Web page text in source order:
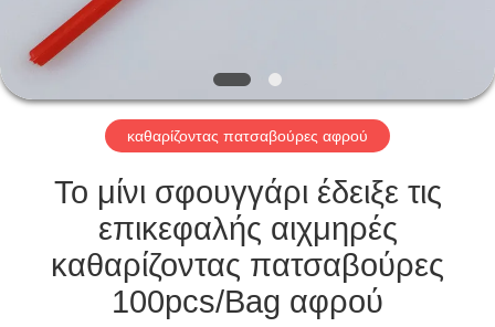
ΕΠΙΣΚΈΨΕΙΣ
ΣΤΟ
ΕΡΓΟΣΤΆΣΙΟ
ΈΛΕΓΧΟΣ
ΠΟΙΌΤΗΤΑΣ
ΕΠΙΚΟΙΝΩΝΉΣΤΕ
καθαρίζοντας πατσαβούρες αφρού
Το μίνι σφουγγάρι έδειξε τις
επικεφαλής αιχμηρές
καθαρίζοντας πατσαβούρες
100pcs/Bag αφρού